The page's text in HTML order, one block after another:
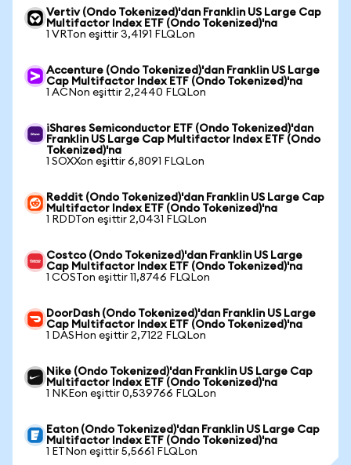
Vertiv (Ondo Tokenized)'dan Franklin US Large Cap
Multifactor Index ETF (Ondo Tokenized)'na
1 VRTon eşittir 3,4191 FLQLon
Accenture (Ondo Tokenized)'dan Franklin US Large
Cap Multifactor Index ETF (Ondo Tokenized)'na
1 ACNon eşittir 2,2440 FLQLon
iShares Semiconductor ETF (Ondo Tokenized)'dan
Franklin US Large Cap Multifactor Index ETF (Ondo
Tokenized)'na
1 SOXXon eşittir 6,8091 FLQLon
Reddit (Ondo Tokenized)'dan Franklin US Large Cap
Multifactor Index ETF (Ondo Tokenized)'na
1 RDDTon eşittir 2,0431 FLQLon
Costco (Ondo Tokenized)'dan Franklin US Large
Cap Multifactor Index ETF (Ondo Tokenized)'na
1 COSTon eşittir 11,8746 FLQLon
DoorDash (Ondo Tokenized)'dan Franklin US Large
Cap Multifactor Index ETF (Ondo Tokenized)'na
1 DASHon eşittir 2,7122 FLQLon
Nike (Ondo Tokenized)'dan Franklin US Large Cap
Multifactor Index ETF (Ondo Tokenized)'na
1 NKEon eşittir 0,539766 FLQLon
Eaton (Ondo Tokenized)'dan Franklin US Large Cap
Multifactor Index ETF (Ondo Tokenized)'na
1 ETNon eşittir 5,5661 FLQLon